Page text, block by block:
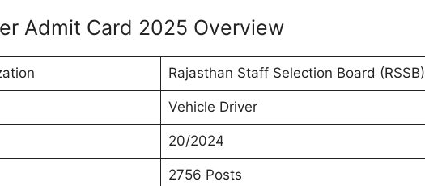
Admit Card 2025 Overview
Rajasthan Staff Selection Board (RSSB)
Vehicle Driver
20/2024
2756 Posts